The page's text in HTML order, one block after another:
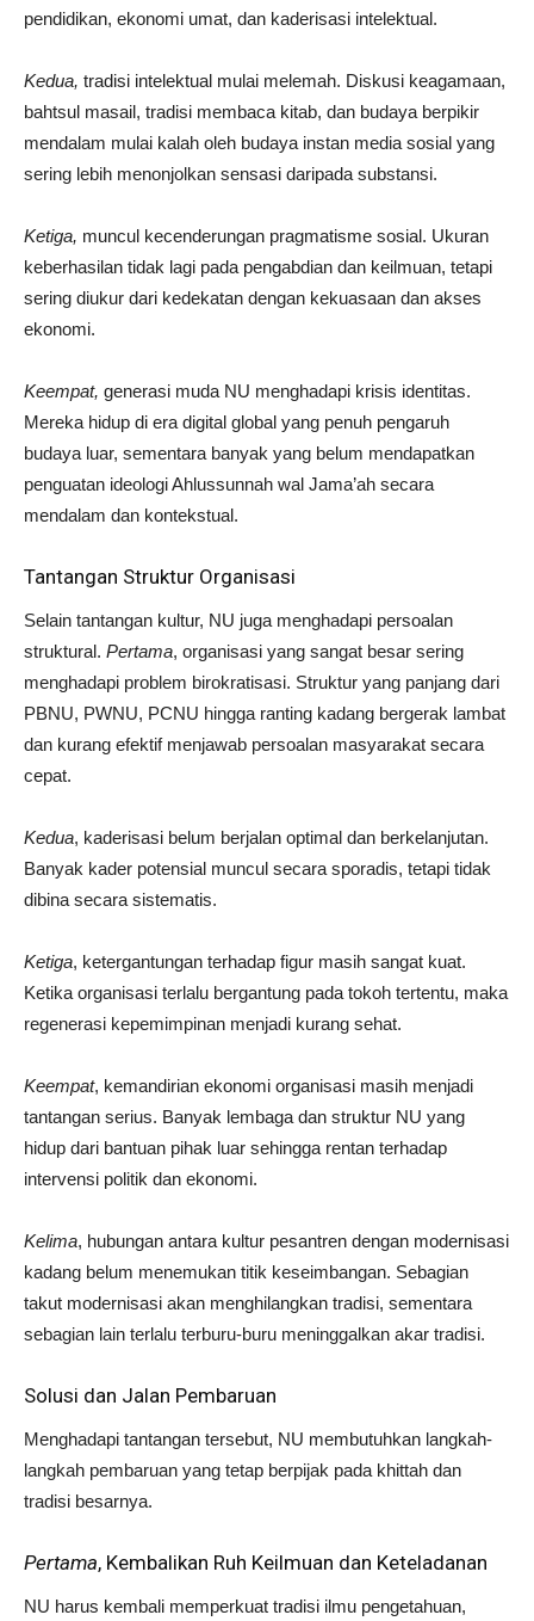
pendidikan, ekonomi umat, dan kaderisasi intelektual.
Kedua, tradisi intelektual mulai melemah. Diskusi keagamaan,
bahtsul masail, tradisi membaca kitab, dan budaya berpikir
mendalam mulai kalah oleh budaya instan media sosial yang
sering lebih menonjolkan sensasi daripada substansi.
Ketiga, muncul kecenderungan pragmatisme sosial. Ukuran
keberhasilan tidak lagi pada pengabdian dan keilmuan, tetapi
sering diukur dari kedekatan dengan kekuasaan dan akses
ekonomi.
Keempat, generasi muda NU menghadapi krisis identitas.
Mereka hidup di era digital global yang penuh pengaruh
budaya luar, sementara banyak yang belum mendapatkan
penguatan ideologi Ahlussunnah wal Jama’ah secara
mendalam dan kontekstual.
Tantangan Struktur Organisasi
Selain tantangan kultur, NU juga menghadapi persoalan
struktural. Pertama, organisasi yang sangat besar sering
menghadapi problem birokratisasi. Struktur yang panjang dari
PBNU, PWNU, PCNU hingga ranting kadang bergerak lambat
dan kurang efektif menjawab persoalan masyarakat secara
cepat.
Kedua, kaderisasi belum berjalan optimal dan berkelanjutan.
Banyak kader potensial muncul secara sporadis, tetapi tidak
dibina secara sistematis.
Ketiga, ketergantungan terhadap figur masih sangat kuat.
Ketika organisasi terlalu bergantung pada tokoh tertentu, maka
regenerasi kepemimpinan menjadi kurang sehat.
Keempat, kemandirian ekonomi organisasi masih menjadi
tantangan serius. Banyak lembaga dan struktur NU yang
hidup dari bantuan pihak luar sehingga rentan terhadap
intervensi politik dan ekonomi.
Kelima, hubungan antara kultur pesantren dengan modernisasi
kadang belum menemukan titik keseimbangan. Sebagian
takut modernisasi akan menghilangkan tradisi, sementara
sebagian lain terlalu terburu-buru meninggalkan akar tradisi.
Solusi dan Jalan Pembaruan
Menghadapi tantangan tersebut, NU membutuhkan langkah-
langkah pembaruan yang tetap berpijak pada khittah dan
tradisi besarnya.
Pertama, Kembalikan Ruh Keilmuan dan Keteladanan
NU harus kembali memperkuat tradisi ilmu pengetahuan,